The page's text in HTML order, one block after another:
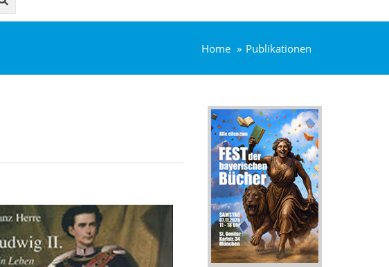
Home Publikationen